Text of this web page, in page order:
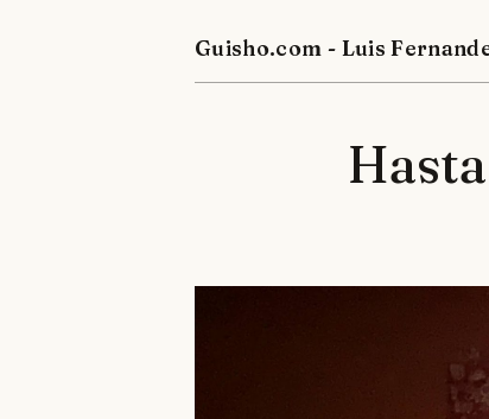
Guisho.com - Luis